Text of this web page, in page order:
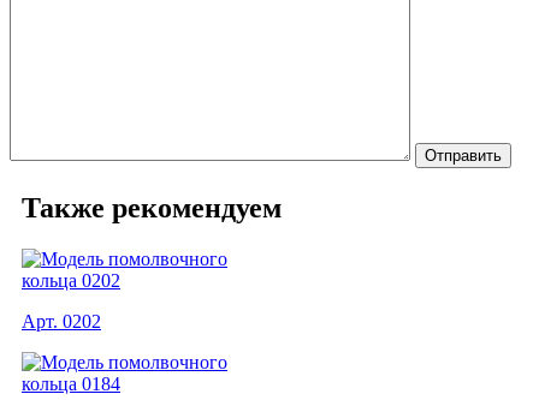
Также рекомендуем
Арт. 0202